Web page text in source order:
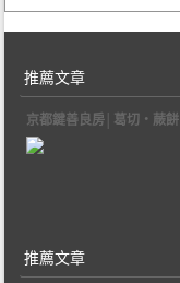
推薦文章
京都鍵善良房│葛切‧蕨餅
推薦文章